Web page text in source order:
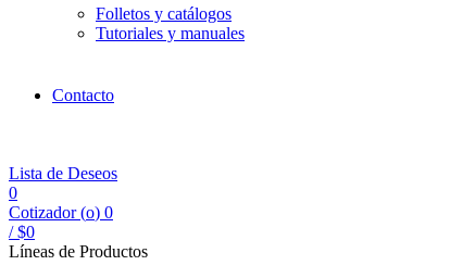
Folletos y catálogos
Tutoriales y manuales
Contacto
Lista de Deseos
0
Cotizador (o) 0
/ $0
Líneas de Productos